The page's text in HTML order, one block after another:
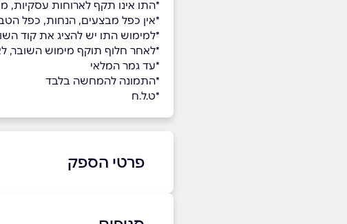
*התו אינו תקף לארוחות עסקיות,
*אין כפל מבצעים, הנחות, כפל
*למימוש התו יש להציג את קוד
*לאחר חלוף תוקף מימוש השובר, לא
*עד גמר המלאי
*התמונה להמחשה בלבד
*ט.ל.ח
פרטי הספק